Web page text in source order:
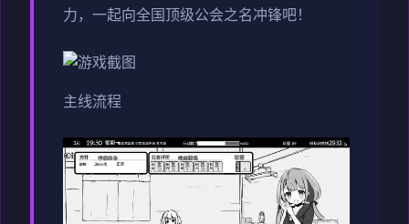
力，一起向全国顶级公会之名冲锋吧！
主线流程